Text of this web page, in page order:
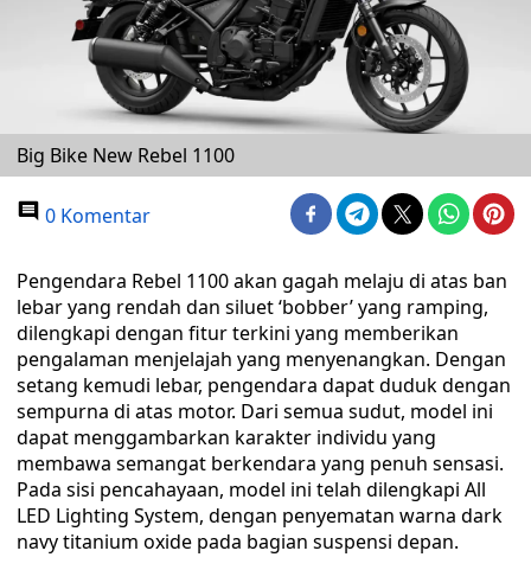
Big Bike New Rebel 1100
0 Komentar
Pengendara Rebel 1100 akan gagah melaju di atas ban
lebar yang rendah dan siluet ‘bobber’ yang ramping,
dilengkapi dengan fitur terkini yang memberikan
pengalaman menjelajah yang menyenangkan. Dengan
setang kemudi lebar, pengendara dapat duduk dengan
sempurna di atas motor. Dari semua sudut, model ini
dapat menggambarkan karakter individu yang
membawa semangat berkendara yang penuh sensasi.
Pada sisi pencahayaan, model ini telah dilengkapi All
LED Lighting System, dengan penyematan warna dark
navy titanium oxide pada bagian suspensi depan.